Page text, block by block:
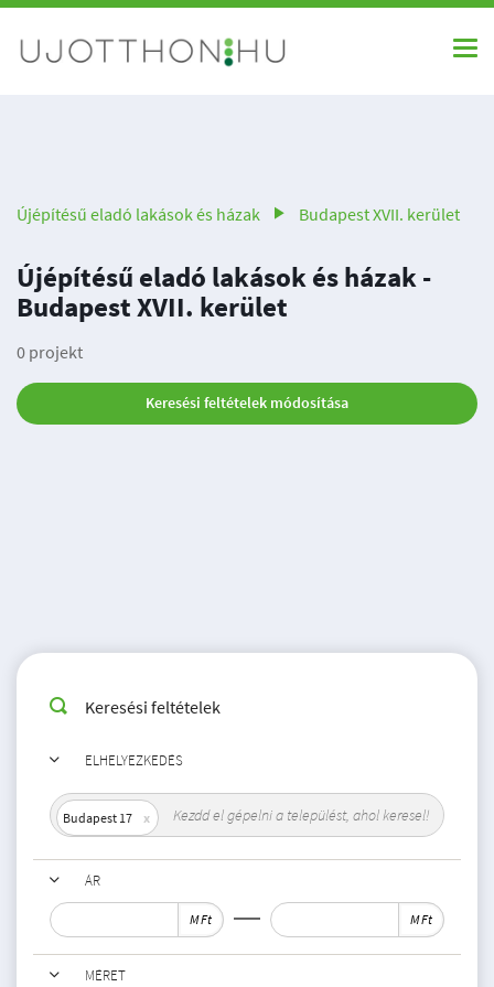
Újépítésű eladó lakások és házak Budapest XVII. kerület
Újépítésű eladó lakások és házak -
Budapest XVII. kerület
0 projekt
Keresési feltételek módosítása
Keresési feltételek
ELHELYEZKEDÉS
Budapest 17
ÁR
M Ft M Ft
MÉRET